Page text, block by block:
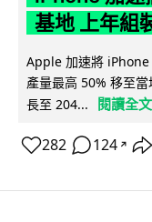
基地 上年組
Apple 加速將 iPhone
產量最高 50% 移至
長至 204...
閱讀全文
282 124 ↗